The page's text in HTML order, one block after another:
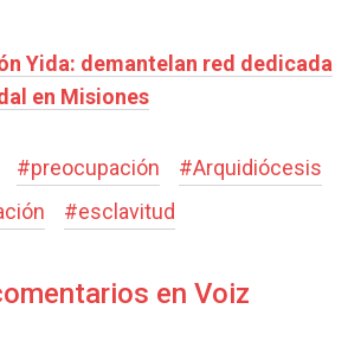
Yida: demantelan red dedicada
en Misiones
#preocupación #Arquidiócesis
#esclavitud
en Voiz